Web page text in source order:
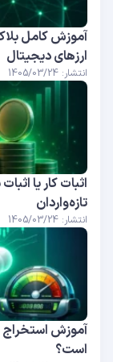
آموزش کامل
ارزهای دیجیتال
انتشار: 1405/03/24
تازه‌واردان
انتشار: 1405/03/24
است؟